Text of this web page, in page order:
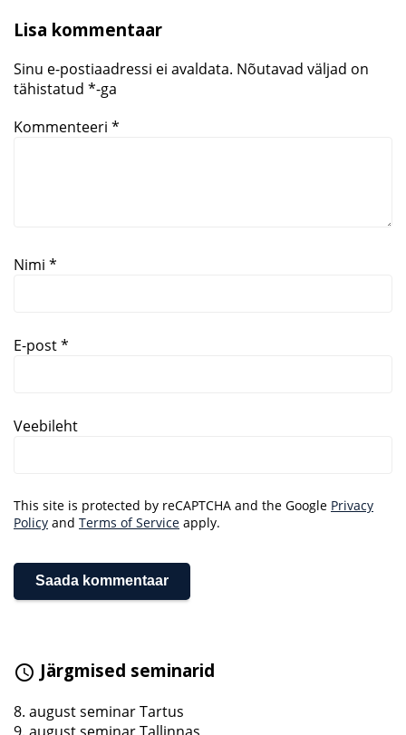
Firmadele
Blogi
Kontakt
Lisa kommentaar
Sinu e-postiaadressi ei avaldata. Nõutavad väljad on
tähistatud *-ga
Kommenteeri *
Nimi *
E-post*
Veebileht
This site is protected by reCAPTCHA and the Google Privacy
Policy and Terms of Service apply.
schedule Järgmised seminarid
8. august seminar Tartus